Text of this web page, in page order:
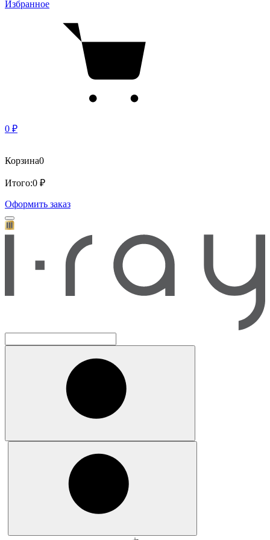
Избранное
0 ₽
Корзина0
Итого:0 ₽
Оформить заказ